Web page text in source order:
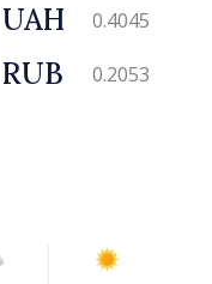
UAH 0.4045
RUB 0.2053